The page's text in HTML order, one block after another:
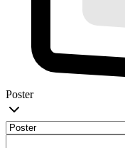
Poster